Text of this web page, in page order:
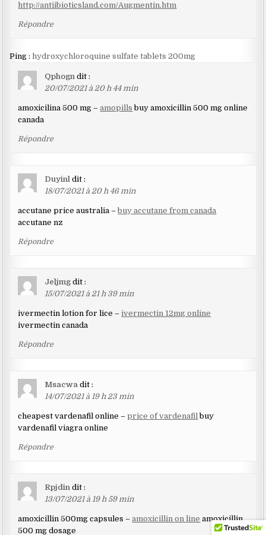
http://antiibioticsland.com/Augmentin.htm
Répondre
Ping :hydroxychloroquine sulfate tablets 200mg
Qphogn dit :
20/07/2021 à 20 h 44 min
amoxicilina 500 mg –amopills buy amoxicillin 500 mg online
canada
Répondre
Duyinl dit :
18/07/2021 à 20 h 46 min
accutane price australia –buy accutane from canada
accutane nz
Répondre
Jeljmg dit :
15/07/2021 à 21 h 39 min
ivermectin lotion for lice – ivermectin 12mg online
ivermectin canada
Répondre
Msacwa dit :
14/07/2021 à 19 h 23 min
cheapest vardenafil online –price of vardenafilbuy
vardenafil viagra online
Répondre
Rpjdin dit :
13/07/2021 à 19 h 59 min
amoxicillin 500mg capsules –amoxicillin on line amoxicillin
500 mg dosage